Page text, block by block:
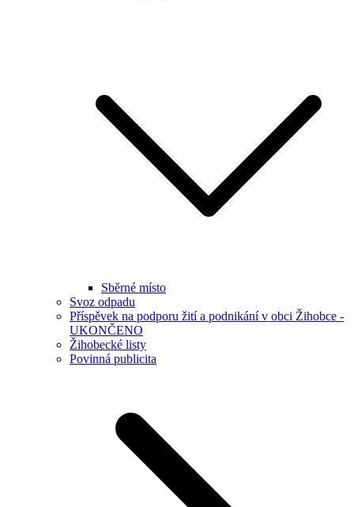
Sběrné místo
Svoz odpadu
Příspěvek na podporu žití a podnikání v obci Žihobce -
UKONČENO
Žihobecké listy
Povinná publicita